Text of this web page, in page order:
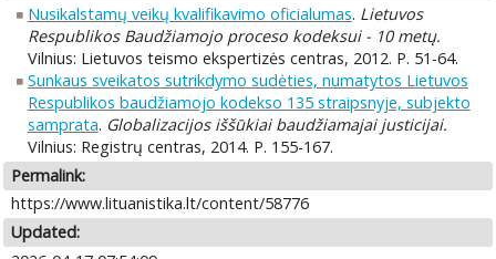
Nusikalstamų veikų kvalifikavimo oficialumas. Lietuvos
Respublikos Baudžiamojo proceso kodeksui - 10 metų.
Vilnius: Lietuvos teismo ekspertizės centras, 2012. P. 51-64.
Sunkaus sveikatos sutrikdymo sudėties, numatytos Lietuvos
Respublikos baudžiamojo kodekso 135 straipsnyje, subjekto
samprata. Globalizacijos iššūkiai baudžiamajai justicijai.
Vilnius: Registrų centras, 2014. P. 155-167.
Permalink:
https://www.lituanistika.lt/content/58776
Updated: